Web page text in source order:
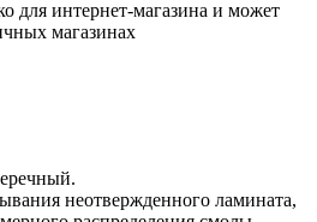
для интернет-магазина и может
магазинах
неотвержденного ламината,